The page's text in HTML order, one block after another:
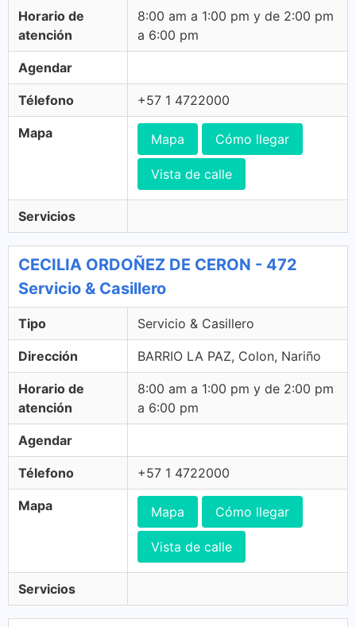
Horario de
atención
8:00 am a 1:00 pm y de 2:00 pm
a 6:00 pm
Agendar
Télefono +57 1 4722000
Mapa Mapa Cómo llegar
Vista de calle
Servicios
CECILIA ORDOÑEZ DE CERON - 472
Servicio & Casillero
Tipo Servicio & Casillero
Dirección BARRIO LA PAZ, Colon, Nariño
Horario de
atención
8:00 am a 1:00 pm y de 2:00 pm
a 6:00 pm
Agendar
Télefono +57 1 4722000
Mapa Mapa Cómo llegar
Vista de calle
Servicios